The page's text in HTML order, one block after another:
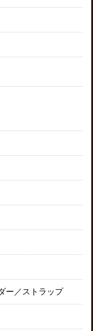
ー／ストラップ